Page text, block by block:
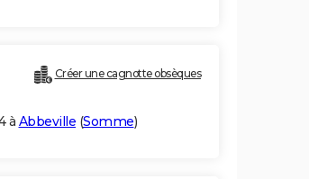
Créer une cagnotte obsèques
à Abbeville (Somme)